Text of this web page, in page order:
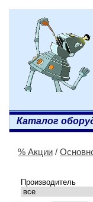
Каталог
% Акции /
Производитель